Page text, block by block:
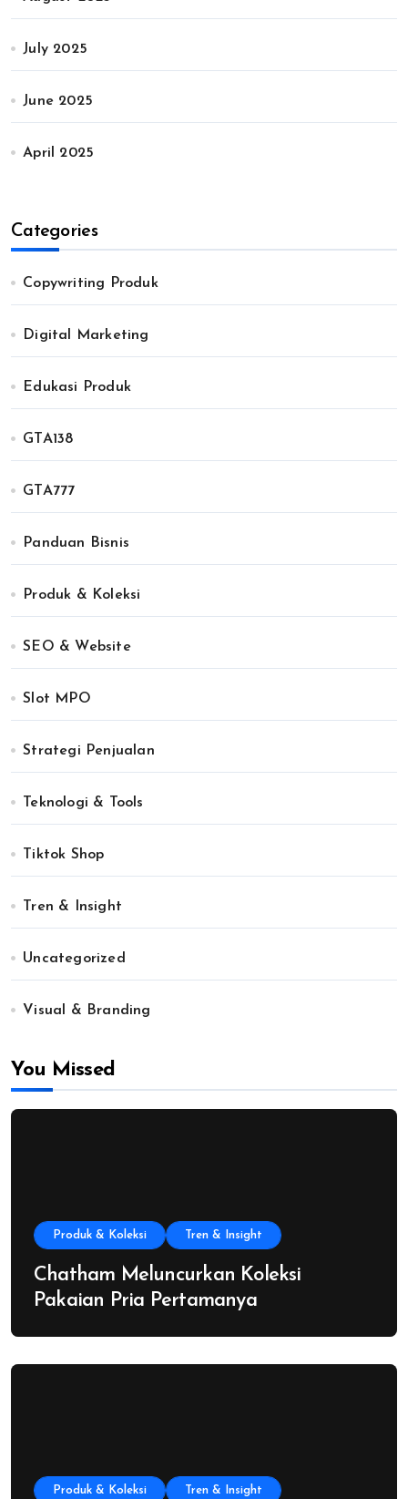
July 2025
June 2025
April 2025
Categories
Copywriting Produk
Digital Marketing
Edukasi Produk
GTA138
GTA777
Panduan Bisnis
Produk & Koleksi
SEO & Website
Slot MPO
Strategi Penjualan
Teknologi & Tools
Tiktok Shop
Tren & Insight
Uncategorized
Visual & Branding
You Missed
Produk & Koleksi Tren & Insight
Chatham Meluncurkan Koleksi
Pakaian Pria Pertamanya
Produk & Koleksi Tren & Insight